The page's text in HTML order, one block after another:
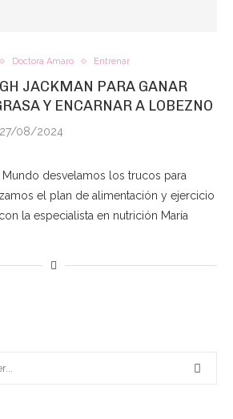
Doctora Amaro Entrenar
JACKMAN PARA GANAR
Y ENCARNAR A LOBEZNO
27/08/2024
Mundo desvelamos los trucos para
el plan de alimentación y ejercicio
la especialista en nutrición María